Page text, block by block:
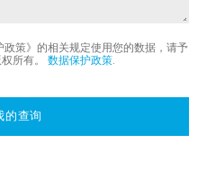
策》的相关规定使用您的数据，请予
所有。 数据保护政策.
的查询